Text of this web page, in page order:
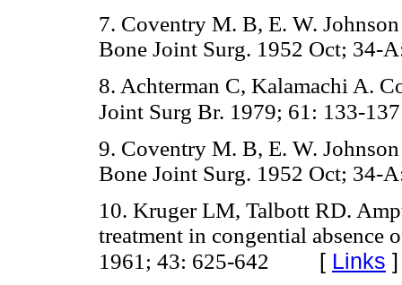
7. Coventry M. B, E. W.
Bone Joint Surg. 1952 Oct; 34-
8. Achterman C, Kalamachi A.
Joint Surg Br. 1979; 61: 133-137
9. Coventry M. B, E. W.
Bone Joint Surg. 1952 Oct; 34-
10. Kruger LM, Talbott RD.
treatment in congential absence
1961; 43: 625-642 [ Links ]